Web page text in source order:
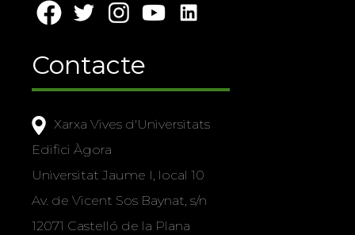
Contacte
Xarxa Vives d'Universitats
Edifici Àgora
Universitat Jaume I, local 10
Av. de Vicent Sos Baynat, s/n
12071 Castelló de la Plana